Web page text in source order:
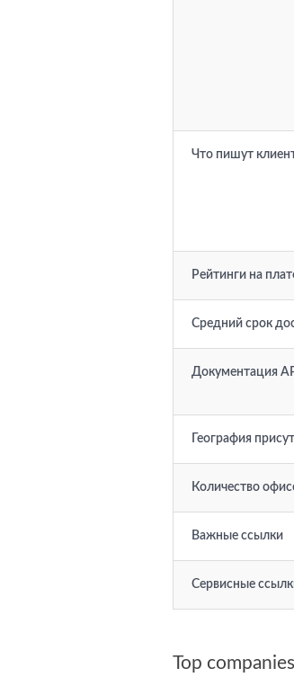
Что пишут
Рейтинги на
Средний срок
Документация
География
Количество
Важные ссылки
Сервисные
Top